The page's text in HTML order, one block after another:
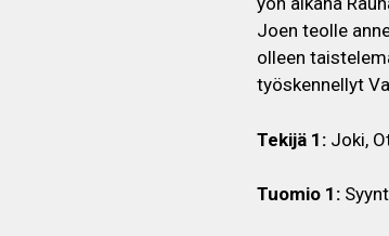
Joen teolle
olleen
työskennellyt
Tekijä 1:Joki,
Tuomio 1: